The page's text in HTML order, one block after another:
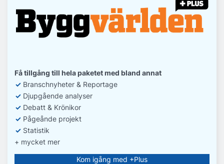
Få tillgång till hela paketet med bland annat
✓ Branschnyheter & Reportage
✓ Djupgående analyser
✓ Debatt & Krönikor
✓ Pågeånde projekt
✓ Statistik
+ mycket mer
Kom igång med +Plus